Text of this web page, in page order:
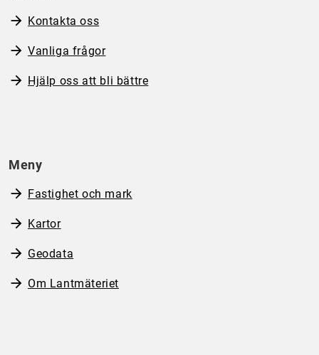
Kontakta oss
Vanliga frågor
Hjälp oss att bli bättre
Meny
Fastighet och mark
Kartor
Geodata
Om Lantmäteriet